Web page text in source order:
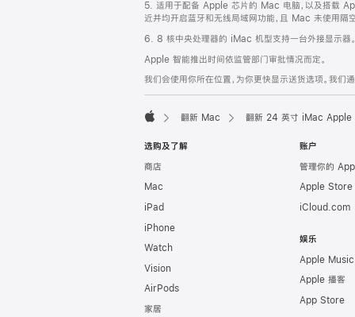
5. 适用于配备 Apple 芯片的 Mac 电脑，以及搭载
近并均开启蓝牙和无线局域网功能，且 Mac 未使用
6. 8 核中央处理器的 iMac 机型支持一台外接显示器
Apple 智能推出时间依监管部门审批情况而定。
我们会使用你所在位置，为你更快显示送货选项。我
翻新 Mac 翻新 24 英寸 iMac Apple
选购及了解
商店
Mac
iPad
iPhone
Watch
Vision
AirPods
家居
账户
管理你的
Apple Store
iCloud.com
娱乐
Apple Music
Apple 播客
App Store